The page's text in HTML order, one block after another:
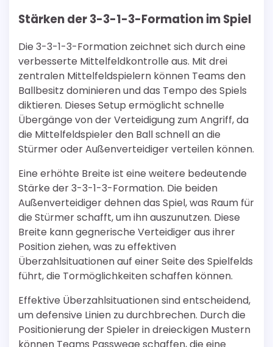
Stärken der 3-3-1-3-Formation im Spiel
Die 3-3-1-3-Formation zeichnet sich durch eine
verbesserte Mittelfeldkontrolle aus. Mit drei
zentralen Mittelfeldspielern können Teams den
Ballbesitz dominieren und das Tempo des Spiels
diktieren. Dieses Setup ermöglicht schnelle
Übergänge von der Verteidigung zum Angriff, da
die Mittelfeldspieler den Ball schnell an die
Stürmer oder Außenverteidiger verteilen können.
Eine erhöhte Breite ist eine weitere bedeutende
Stärke der 3-3-1-3-Formation. Die beiden
Außenverteidiger dehnen das Spiel, was Raum für
die Stürmer schafft, um ihn auszunutzen. Diese
Breite kann gegnerische Verteidiger aus ihrer
Position ziehen, was zu effektiven
Überzahlsituationen auf einer Seite des Spielfelds
führt, die Tormöglichkeiten schaffen können.
Effektive Überzahlsituationen sind entscheidend,
um defensive Linien zu durchbrechen. Durch die
Positionierung der Spieler in dreieckigen Mustern